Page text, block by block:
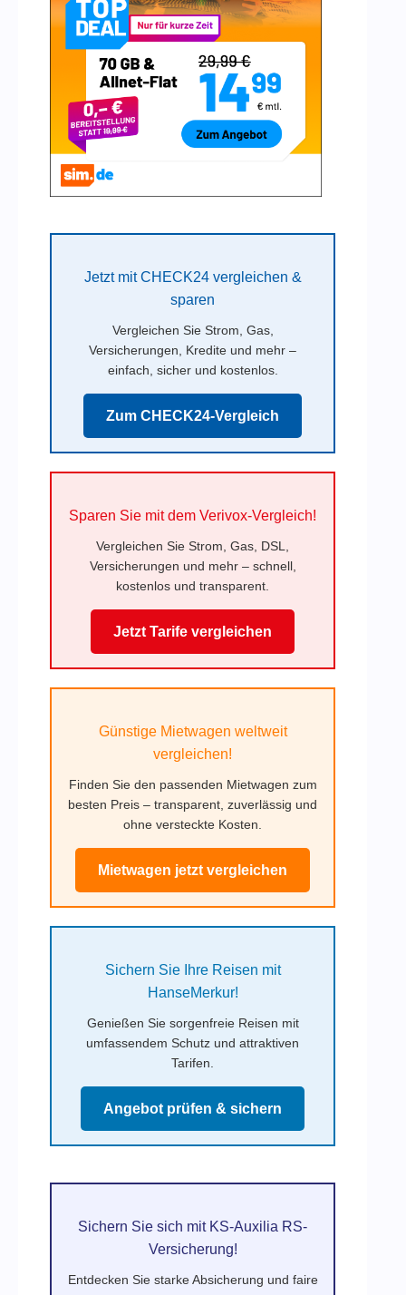
Jetzt mit CHECK24 vergleichen &
sparen
Vergleichen Sie Strom, Gas,
Versicherungen, Kredite und mehr –
einfach, sicher und kostenlos.
Zum CHECK24-Vergleich
Sparen Sie mit dem Verivox-Vergleich!
Vergleichen Sie Strom, Gas, DSL,
Versicherungen und mehr – schnell,
kostenlos und transparent.
Jetzt Tarife vergleichen
Günstige Mietwagen weltweit
vergleichen!
Finden Sie den passenden Mietwagen zum
besten Preis – transparent, zuverlässig und
ohne versteckte Kosten.
Mietwagen jetzt vergleichen
Sichern Sie Ihre Reisen mit
HanseMerkur!
Genießen Sie sorgenfreie Reisen mit
umfassendem Schutz und attraktiven
Tarifen.
Angebot prüfen & sichern
Sichern Sie sich mit KS-Auxilia RS-
Versicherung!
Entdecken Sie starke Absicherung und faire